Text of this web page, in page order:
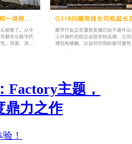
Factory主题，
鼎力之作
！